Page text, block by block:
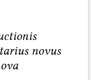
novus